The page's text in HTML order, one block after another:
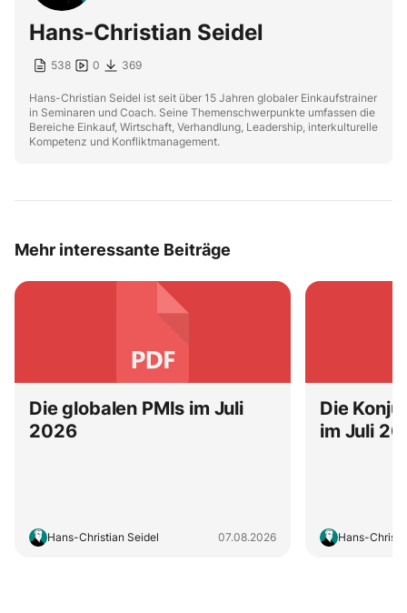
Hans-Christian Seidel
538 0 369
Hans-Christian Seidel ist seit über 15 Jahren globaler Einkaufstrainer
in Seminaren und Coach. Seine Themenschwerpunkte umfassen die
Bereiche Einkauf, Wirtschaft, Verhandlung, Leadership, interkulturelle
Kompetenz und Konfliktmanagement.
Mehr interessante Beiträge
Die globalen PMIs im Juli
2026
Hans-Christian Seidel 07.08.2026
Die
im Juli
Hans-